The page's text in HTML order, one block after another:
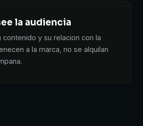
la audiencia
contenido y su relacion con la
a la marca, no se alquilan